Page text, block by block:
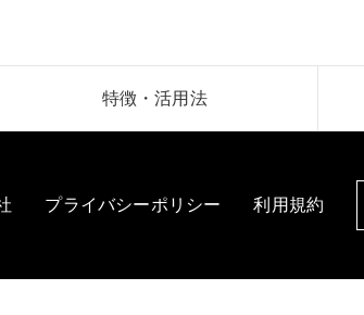
特徴・活用法
プライバシーポリシー 利用規約